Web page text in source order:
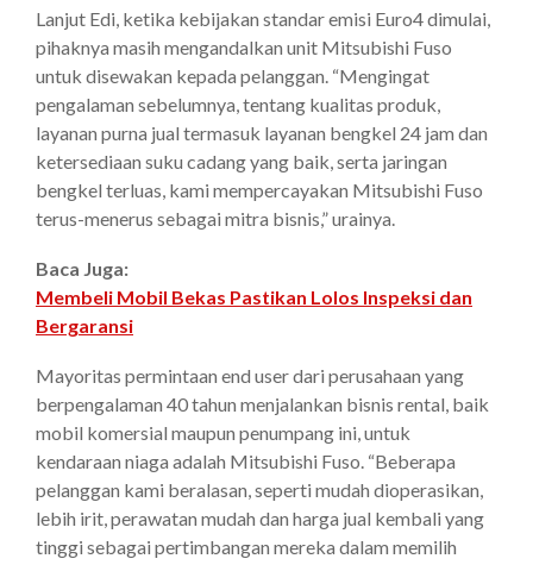
Lanjut Edi, ketika kebijakan standar emisi Euro4 dimulai,
pihaknya masih mengandalkan unit Mitsubishi Fuso
untuk disewakan kepada pelanggan. “Mengingat
pengalaman sebelumnya, tentang kualitas produk,
layanan purna jual termasuk layanan bengkel 24 jam dan
ketersediaan suku cadang yang baik, serta jaringan
bengkel terluas, kami mempercayakan Mitsubishi Fuso
terus-menerus sebagai mitra bisnis,” urainya.
Baca Juga:
Membeli Mobil Bekas Pastikan Lolos Inspeksi dan
Bergaransi
Mayoritas permintaan end user dari perusahaan yang
berpengalaman 40 tahun menjalankan bisnis rental, baik
mobil komersial maupun penumpang ini, untuk
kendaraan niaga adalah Mitsubishi Fuso. “Beberapa
pelanggan kami beralasan, seperti mudah dioperasikan,
lebih irit, perawatan mudah dan harga jual kembali yang
tinggi sebagai pertimbangan mereka dalam memilih